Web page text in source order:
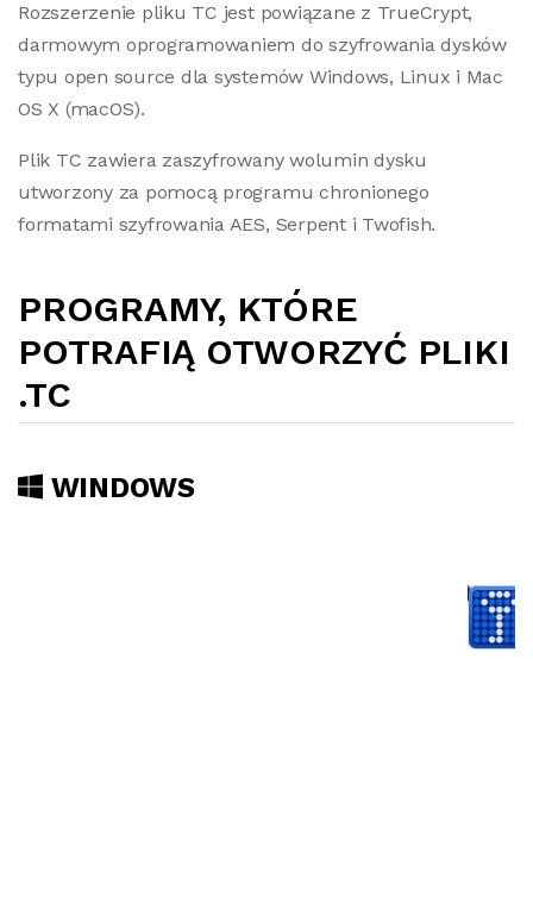
Rozszerzenie pliku TC jest powiązane z TrueCrypt,
darmowym oprogramowaniem do szyfrowania dysków
typu open source dla systemów Windows, Linux i Mac
OS X (macOS).
Plik TC zawiera zaszyfrowany wolumin dysku
utworzony za pomocą programu chronionego
formatami szyfrowania AES, Serpent i Twofish.
PROGRAMY, KTÓRE
POTRAFIĄ OTWORZYĆ PLIKI
.TC
WINDOWS